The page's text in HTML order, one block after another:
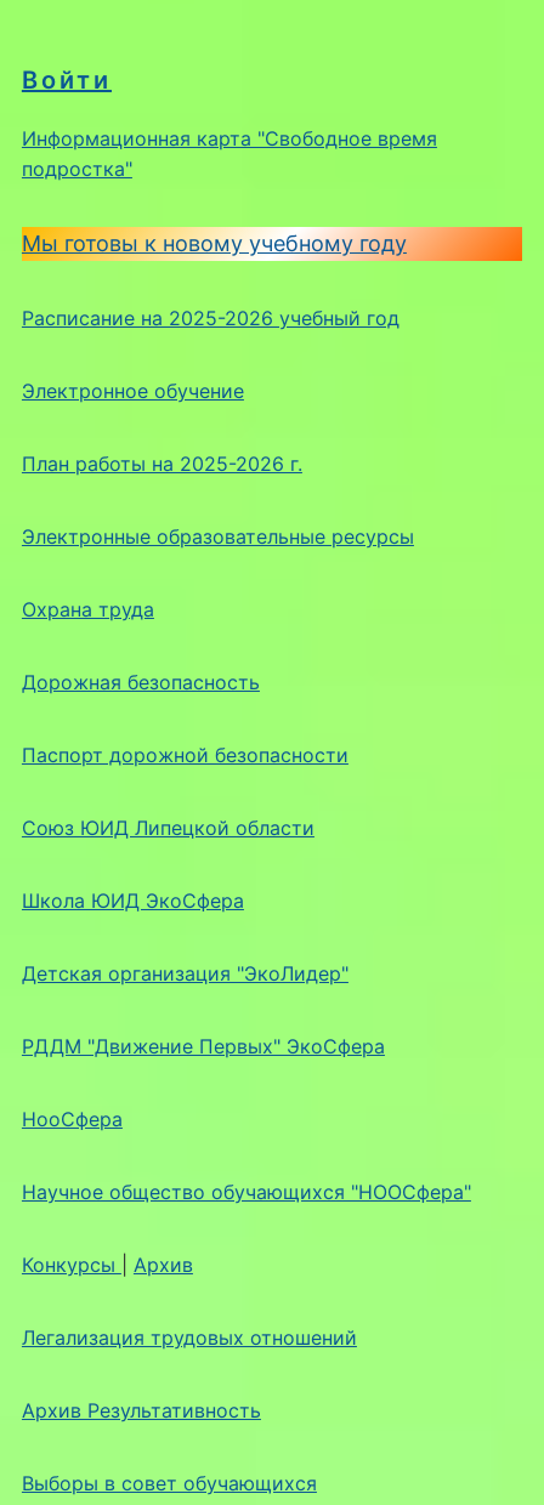
Войти
Информационная карта "Свободное время
подростка"
Мы готовы к новому учебному году
Расписание на 2025-2026 учебный год
Электронное обучение
План работы на 2025-2026 г.
Электронные образовательные ресурсы
Охрана труда
Дорожная безопасность
Паспорт дорожной безопасности
Союз ЮИД Липецкой области
Школа ЮИД ЭкоСфера
Детская организация "ЭкоЛидер"
РДДМ "Движение Первых" ЭкоСфера
НооСфера
Научное общество обучающихся "НООСфера"
Конкурсы Архив
Легализация трудовых отношений
Архив Результативность
Выборы в совет обучающихся